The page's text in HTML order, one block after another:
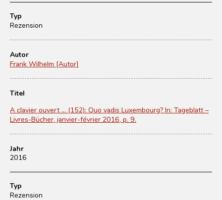
Typ
Rezension
Autor
Frank Wilhelm [Autor]
Titel
A clavier ouvert ... (152): Quo vadis Luxembourg? In: Tageblatt –
Livres-Bücher, janvier-février 2016, p. 9.
Jahr
2016
Typ
Rezension